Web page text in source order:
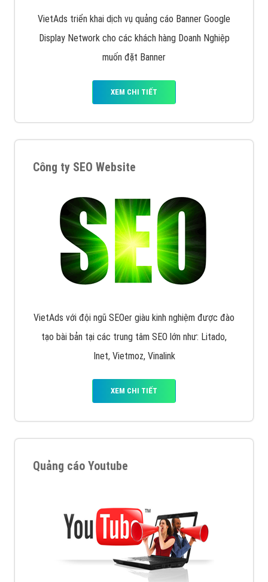
VietAds triển khai dịch vụ quảng cáo Banner Google
Display Network cho các khách hàng Doanh Nghiệp
muốn đặt Banner
XEM CHI TIẾT
Công ty SEO Website
VietAds với đội ngũ SEOer giàu kinh nghiệm được đào
tạo bài bản tại các trung tâm SEO lớn như: Litado,
Inet, Vietmoz, Vinalink
XEM CHI TIẾT
Quảng cáo Youtube